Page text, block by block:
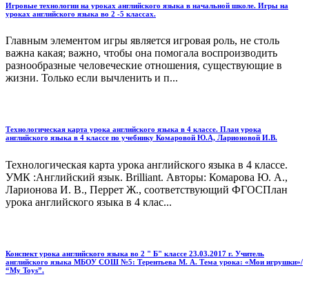
Игровые технологии на уроках английского языка в начальной школе. Игры на
уроках английского языка во 2 -5 классах.
Главным элементом игры является игровая роль, не столь
важна какая; важно, чтобы она помогала воспроизводить
разнообразные человеческие отношения, существующие в
жизни. Только если вычленить и п...
Технологическая карта урока английского языка в 4 классе. План урока
английского языка в 4 классе по учебнику Комаровой Ю.А, Ларионовой И.В.
Технологическая карта урока английского языка в 4 классе.
УМК :Английский язык. Brilliant. Авторы: Комарова Ю. А.,
Ларионова И. В., Перрет Ж., соответствующий ФГОСПлан
урока английского языка в 4 клас...
Конспект урока английского языка во 2 " Б" классе 23.03.2017 г. Учитель
английского языка МБОУ СОШ №5: Терентьева М. А. Тема урока: «Мои игрушки»/
“My Toys”.